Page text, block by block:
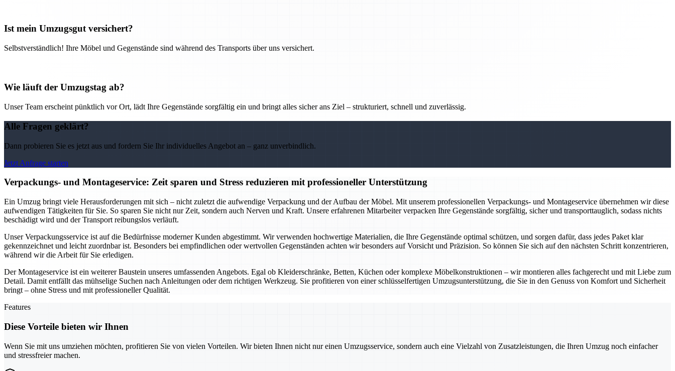
Ist mein Umzugsgut versichert?
Selbstverständlich! Ihre Möbel und Gegenstände sind während des Transports über uns versichert.
Wie läuft der Umzugstag ab?
Unser Team erscheint pünktlich vor Ort, lädt Ihre Gegenstände sorgfältig ein und bringt alles sicher ans Ziel – strukturiert, schnell und zuverlässig.
Alle Fragen geklärt?
Dann probieren Sie es jetzt aus und fordern Sie Ihr individuelles Angebot an – ganz unverbindlich.
Jetzt Anfrage starten
Verpackungs- und Montageservice: Zeit sparen und Stress reduzieren mit professioneller Unterstützung
Ein Umzug bringt viele Herausforderungen mit sich – nicht zuletzt die aufwendige Verpackung und der Aufbau der Möbel. Mit unserem professionellen Verpackungs- und Montageservice übernehmen wir diese
aufwendigen Tätigkeiten für Sie. So sparen Sie nicht nur Zeit, sondern auch Nerven und Kraft. Unsere erfahrenen Mitarbeiter verpacken Ihre Gegenstände sorgfältig, sicher und transporttauglich, sodass nichts
beschädigt wird und der Transport reibungslos verläuft.
Unser Verpackungsservice ist auf die Bedürfnisse moderner Kunden abgestimmt. Wir verwenden hochwertige Materialien, die Ihre Gegenstände optimal schützen, und sorgen dafür, dass jedes Paket klar
gekennzeichnet und leicht zuordnbar ist. Besonders bei empfindlichen oder wertvollen Gegenständen achten wir besonders auf Vorsicht und Präzision. So können Sie sich auf den nächsten Schritt konzentrieren,
während wir die Arbeit für Sie erledigen.
Der Montageservice ist ein weiterer Baustein unseres umfassenden Angebots. Egal ob Kleiderschränke, Betten, Küchen oder komplexe Möbelkonstruktionen – wir montieren alles fachgerecht und mit Liebe zum
Detail. Damit entfällt das mühselige Suchen nach Anleitungen oder dem richtigen Werkzeug. Sie profitieren von einer schlüsselfertigen Umzugsunterstützung, die Sie in den Genuss von Komfort und Sicherheit
bringt – ohne Stress und mit professioneller Qualität.
Features
Diese Vorteile bieten wir Ihnen
Wenn Sie mit uns umziehen möchten, profitieren Sie von vielen Vorteilen. Wir bieten Ihnen nicht nur einen Umzugsservice, sondern auch eine Vielzahl von Zusatzleistungen, die Ihren Umzug noch einfacher
und stressfreier machen.